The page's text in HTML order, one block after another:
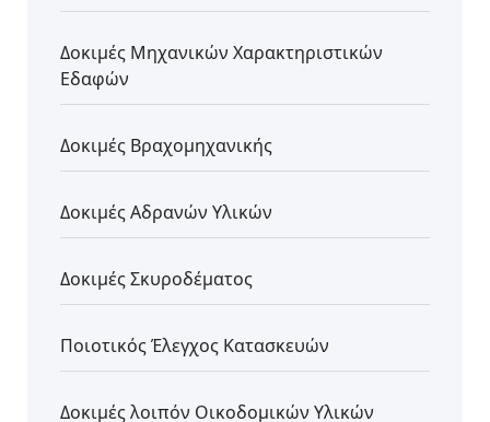
Δοκιμές Μηχανικών Χαρακτηριστικών
Εδαφών
Δοκιμές Βραχομηχανικής
Δοκιμές Αδρανών Υλικών
Δοκιμές Σκυροδέματος
Ποιοτικός Έλεγχος Κατασκευών
Δοκιμές λοιπόν Οικοδομικών Υλικών